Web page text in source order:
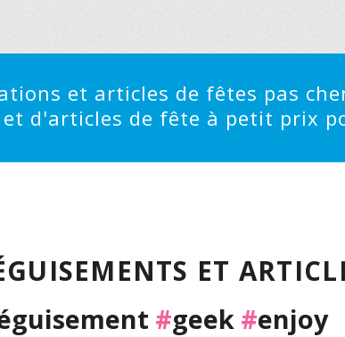
et articles de fêtes pas
et d'articles de fête à petit prix
ET
#geek #enjoy